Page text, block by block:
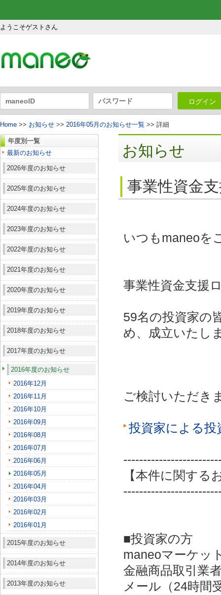
ようこそゲストさん
ログイン
Home >> お知らせ >> 2016年05月のお知らせ一覧 >> 詳細
年度別一覧
最新のお知らせ
2026年度のお知らせ
2025年度のお知らせ
2024年度のお知らせ
2023年度のお知らせ
2022年度のお知らせ
2021年度のお知らせ
2020年度のお知らせ
2019年度のお知らせ
2018年度のお知らせ
2017年度のお知らせ
2016年度のお知らせ
2016年12月
2016年11月
2016年10月
2016年09月
2016年08月
2016年07月
2016年06月
2016年05月
2016年04月
2016年03月
2016年02月
2016年01月
2015年度のお知らせ
2014年度のお知らせ
2013年度のお知らせ
お知らせ
事業性資金
いつもmaneoを
事業性資金支援
59名の投資家の
め、成立いたし
ご検討いただき
投資家による
【本件に関する
■投資家の方
maneoマーケッ
金融商品取引業
メール（24時間